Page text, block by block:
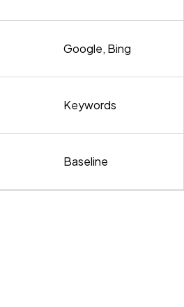
Google, Bing
Keywords
Baseline